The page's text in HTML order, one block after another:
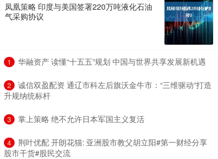
凤凰策略 印度与美国签署220万吨液化石油
气采购协议
1 ​华融资产 读懂“十五五”规划 中国与世界共享发展新机遇
2
​诚信双盈配资 通辽市科左后旗沃金牛市：“三维驱动”打造
升规纳统标杆
3 ​掌上策略 绝不允许日本军国主义复活
4
​荆叶优配 开朗花猫: 亚洲股市教父胡立阳#第一财经分享
股市干货#股民交流